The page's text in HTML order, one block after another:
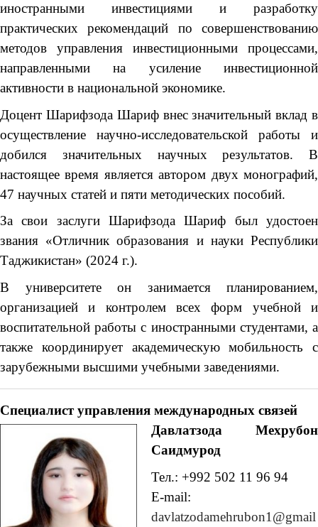
иностранными инвестициями и разработку
практических рекомендаций по совершенствованию
методов управления инвестиционными процессами,
направленными на усиление инвестиционной
активности в национальной экономике.
Доцент Шарифзода Шариф внес значительный вклад в
осуществление научно-исследовательской работы и
добился значительных научных результатов. В
настоящее время является автором двух монографий,
47 научных статей и пяти методических пособий.
За свои заслуги Шарифзода Шариф был удостоен
звания «Отличник образования и науки Республики
Таджикистан» (2024 г.).
В университете он занимается планированием,
организацией и контролем всех форм учебной и
воспитательной работы с иностранными студентами, а
также координирует академическую мобильность с
зарубежными высшими учебными заведениями.
Специалиступравления международных связей
Давлатзода Мехрубон
Саидмурод
Тел.: +992 502 11 96 94
E-mail:
davlatzodamehrubon1@gmail